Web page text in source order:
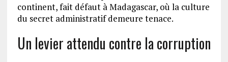
continent, fait défaut à Madagascar, où la culture
du secret administratif demeure tenace.
Un levier attendu contre la corruption